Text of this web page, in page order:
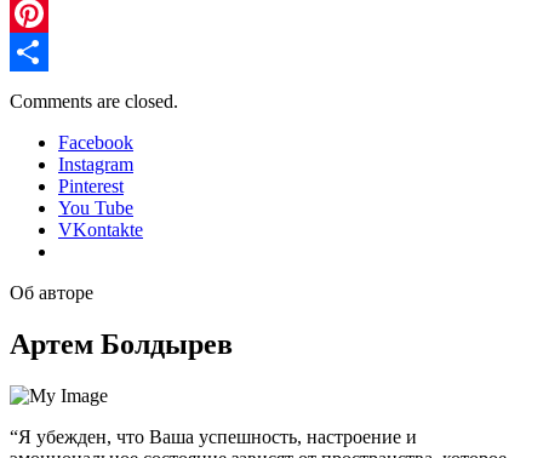
Telegram
Pinterest
Отправить
Comments are closed.
Facebook
Instagram
Pinterest
You Tube
VKontakte
Об авторе
Артем Болдырев
“Я убежден, что Ваша успешность, настроение и